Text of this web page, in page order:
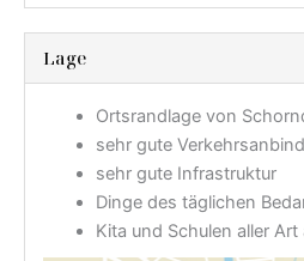
Lage
Ortsrandlage von
sehr gute
sehr gute Infrastruktur
Dinge des täglichen
Kita und Schulen aller Art